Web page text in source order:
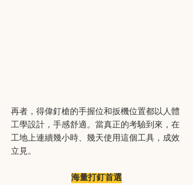
再者，得偉釘槍的手握位和扳機位置都以人體
工學設計，手感舒適。當真正的考驗到來，在
工地上連續幾小時、幾天使用這個工具，成效
立見。
海量打釘首選